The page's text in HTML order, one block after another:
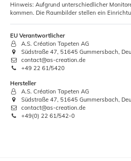
Hinweis: Aufgrund unterschiedlicher
kommen. Die Raumbilder stellen ein
EU Verantwortlicher
A.S. Création Tapeten AG
Südstraße 47, 51645 Gummersbach,
contact@as-creation.de
+49 22 61/5420
Hersteller
A.S. Création Tapeten AG
Südstraße 47, 51645 Gummersbach,
contact@as-creation.de
+49(0) 22 61/542-0
5xRollkleister
Grundpreis: